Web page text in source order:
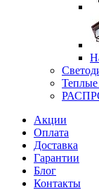
Акции
Оплата
Доставка
Гарантии
Блог
Контакты